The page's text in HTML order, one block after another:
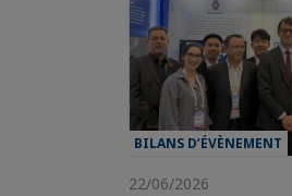
BILANS D’ÉVÈNEMENT
22/06/2026